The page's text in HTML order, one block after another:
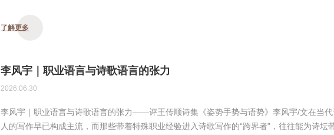
了解更多
李风宇｜职业语言与诗歌语言的张力
2026.06.30
李风宇｜职业语言与诗歌语言的张力——评王传顺诗集《姿势手势与语势》李风宇/文在当
人的写作早已构成主流，而那些带着特殊职业经验进入诗歌写作的“跨界者”，往往能为诗坛